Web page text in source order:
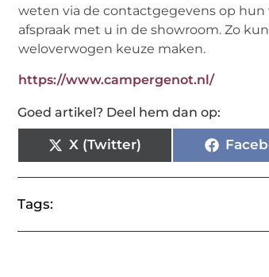
weten via de contactgegevens op
afspraak met u in de showroom. Zo
weloverwogen keuze maken.
https://www.campergenot.nl/
Goed artikel? Deel hem dan op:
X (Twitter)
Tags: